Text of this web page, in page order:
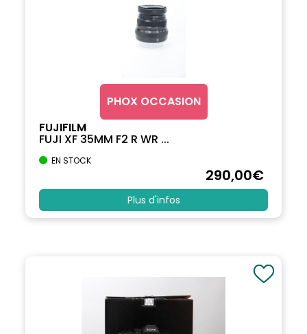
PHOX OCCASION
FUJIFILM
FUJI XF 35MM F2 R WR ...
EN STOCK
290,00€
Plus d'infos